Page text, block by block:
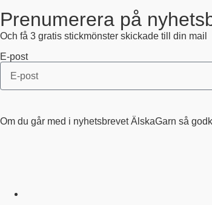
Prenumerera på
Och få 3 gratis stickmönster skickade till din mail
E-post
Om du går med i nyhetsbrevet ÄlskaGarn så